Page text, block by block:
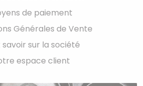
de paiement
Générales de Vente
savoir sur la société
espace client